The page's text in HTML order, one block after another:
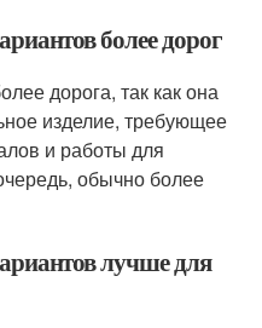
более дорог
дорога, так как она
изделие, требующее
и работы для
обычно более
лучше для